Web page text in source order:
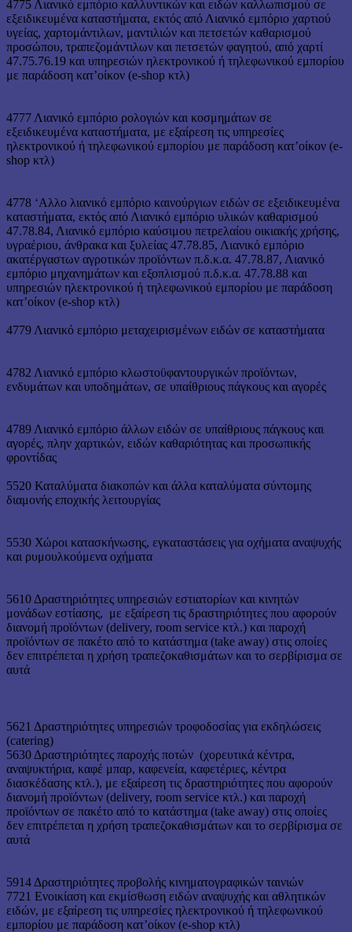
4775 Λιανικό εμπόριο καλλυντικών και ειδών καλλωπισμού σε
εξειδικευμένα καταστήματα, εκτός από Λιανικό εμπόριο χαρτιού
υγείας, χαρτομάντιλων, μαντιλιών και πετσετών καθαρισμού
προσώπου, τραπεζομάντιλων και πετσετών φαγητού, από χαρτί
47.75.76.19 και υπηρεσιών ηλεκτρονικού ή τηλεφωνικού εμπορίου
με παράδοση κατ’οίκον (e-shop κτλ)
4777 Λιανικό εμπόριο ρολογιών και κοσμημάτων σε
εξειδικευμένα καταστήματα, με εξαίρεση τις υπηρεσίες
ηλεκτρονικού ή τηλεφωνικού εμπορίου με παράδοση κατ’οίκον (e-
shop κτλ)
4778 ‘Αλλο λιανικό εμπόριο καινούργιων ειδών σε εξειδικευμένα
καταστήματα, εκτός από Λιανικό εμπόριο υλικών καθαρισμού
47.78.84, Λιανικό εμπόριο καύσιμου πετρελαίου οικιακής χρήσης,
υγραέριου, άνθρακα και ξυλείας 47.78.85, Λιανικό εμπόριο
ακατέργαστων αγροτικών προϊόντων π.δ.κ.α. 47.78.87, Λιανικό
εμπόριο μηχανημάτων και εξοπλισμού π.δ.κ.α. 47.78.88 και
υπηρεσιών ηλεκτρονικού ή τηλεφωνικού εμπορίου με παράδοση
κατ’οίκον (e-shop κτλ)
4779 Λιανικό εμπόριο μεταχειρισμένων ειδών σε καταστήματα
4782 Λιανικό εμπόριο κλωστοϋφαντουργικών προϊόντων,
ενδυμάτων και υποδημάτων, σε υπαίθριους πάγκους και αγορές
4789 Λιανικό εμπόριο άλλων ειδών σε υπαίθριους πάγκους και
αγορές, πλην χαρτικών, ειδών καθαριότητας και προσωπικής
φροντίδας
5520 Καταλύματα διακοπών και άλλα καταλύματα σύντομης
διαμονής εποχικής λειτουργίας
5530 Χώροι κατασκήνωσης, εγκαταστάσεις για οχήματα αναψυχής
και ρυμουλκούμενα οχήματα
5610 Δραστηριότητες υπηρεσιών εστιατορίων και κινητών
μονάδων εστίασης, με εξαίρεση τις δραστηριότητες που αφορούν
διανομή προϊόντων (delivery, room service κτλ.) και παροχή
προϊόντων σε πακέτο από το κατάστημα (take away) στις οποίες
δεν επιτρέπεται η χρήση τραπεζοκαθισμάτων και το σερβίρισμα σε
αυτά
5621 Δραστηριότητες υπηρεσιών τροφοδοσίας για εκδηλώσεις
(catering)
5630 Δραστηριότητες παροχής ποτών (χορευτικά κέντρα,
αναψυκτήρια, καφέ μπαρ, καφενεία, καφετέριες, κέντρα
διασκέδασης κτλ.), με εξαίρεση τις δραστηριότητες που αφορούν
διανομή προϊόντων (delivery, room service κτλ.) και παροχή
προϊόντων σε πακέτο από το κατάστημα (take away) στις οποίες
δεν επιτρέπεται η χρήση τραπεζοκαθισμάτων και το σερβίρισμα σε
αυτά
5914 Δραστηριότητες προβολής κινηματογραφικών ταινιών
7721 Ενοικίαση και εκμίσθωση ειδών αναψυχής και αθλητικών
ειδών, με εξαίρεση τις υπηρεσίες ηλεκτρονικού ή τηλεφωνικού
εμπορίου με παράδοση κατ’οίκον (e-shop κτλ)